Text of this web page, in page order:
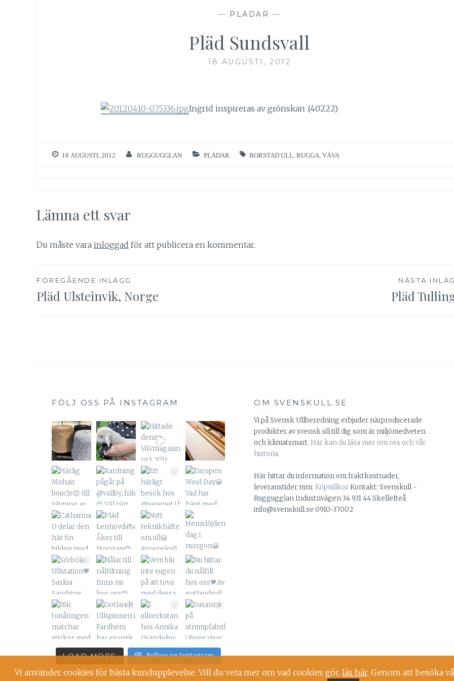
— PLÄDAR —
Pläd Sundsvall
18 AUGUSTI, 2012
Ingrid inspireras av grönskan .(40222)
18 AUGUSTI, 2012 RUGGUGGLAN PLÄDAR BORSTAD ULL ,RUGGA ,VÄVA
Lämna ett svar
Du måste vara inloggad för att publicera en kommentar.
Inläggsnavigering
FÖREGÅENDE INLÄGG
Pläd Ulsteinvik, Norge
NÄSTA
Pläd
FÖLJ OSS PÅ INSTAGRAM
LOAD MORE Follow on Instagram
OM SVENSKULL.SE
Vi på Svensk Ullberedning erbjuder närproducerade
produkter av svensk ull till dig som är miljömedveten
och klimatsmart. Här kan du läsa mer om oss och vår
historia.
Här hittar du information om fraktkostnader,
leveranstider mm: KöpvillkorKontakt: Svenskull -
Ruggugglan Industrivägen 34 931 44 Skellefteå
info@svenskull.se 0910-37002
Vi använder cookies för bästa kundupplevelse. Vill du veta mer om vad cookies gör, läs här. Genom att besöka